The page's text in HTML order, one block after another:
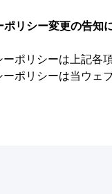
ポリシー変更の告知
ポリシーは上記各
ポリシーは当ウェ